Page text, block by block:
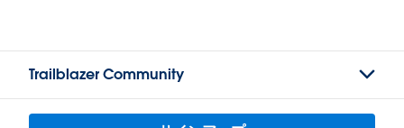
Trailblazer Community